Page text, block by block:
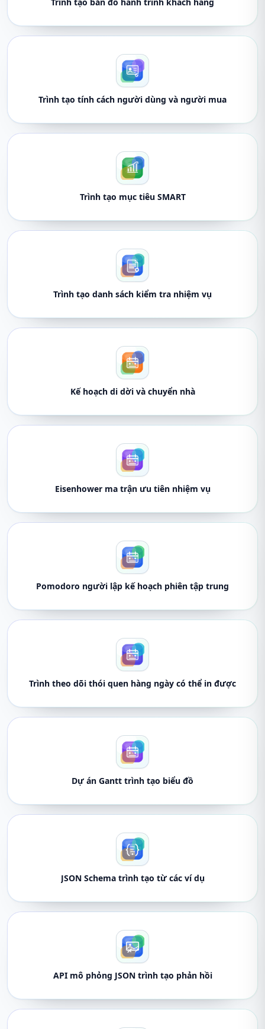
Trình tạo tính cách người dùng và người mua
Trình tạo mục tiêu SMART
Trình tạo danh sách kiểm tra nhiệm vụ
Kế hoạch di dời và chuyển nhà
Eisenhower ma trận ưu tiên nhiệm vụ
Pomodoro người lập kế hoạch phiên tập trung
Trình theo dõi thói quen hàng ngày có thể in được
Dự án Gantt trình tạo biểu đồ
JSON Schema trình tạo từ các ví dụ
API mô phỏng JSON trình tạo phản hồi